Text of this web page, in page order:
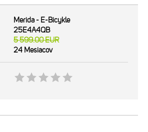
Merida - E-Bicykle
25E4A4QB
5 599.00EUR
24 Mesiacov